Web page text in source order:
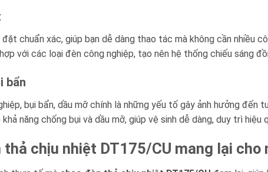
chuẩn xác, giúp bạn dễ dàng thao tác mà không cần nhiều
với các loại đèn công nghiệp, tạo nên hệ thống chiếu sáng
bẩn
bụi bẩn, dầu mỡ chính là những yếu tố gây ảnh hưởng đến
khả năng chống bụi và dầu mỡ, giúp vệ sinh dễ dàng, duy trì hiệu
thả chịu nhiệt DT175/CU mang lại cho